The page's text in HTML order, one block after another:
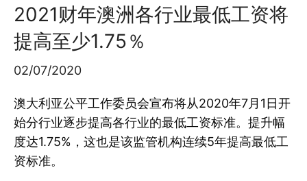
2021财年澳洲各行业最低工资将
提高至少1.75％
02/07/2020
澳大利亚公平工作委员会宣布将从2020年7月1日开
始分行业逐步提高各行业的最低工资标准。提升幅
度达1.75%，这也是该监管机构连续5年提高最低工
资标准。